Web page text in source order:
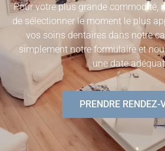
Pour votre plus grande commodité,
de sélectionner le moment le plus
vos soins dentaires dans notre
simplement notre formulaire et
une date
PRENDRE RENDEZ-